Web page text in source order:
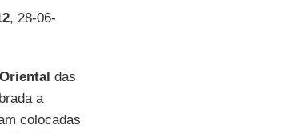
, 28-06-
das
a
colocadas